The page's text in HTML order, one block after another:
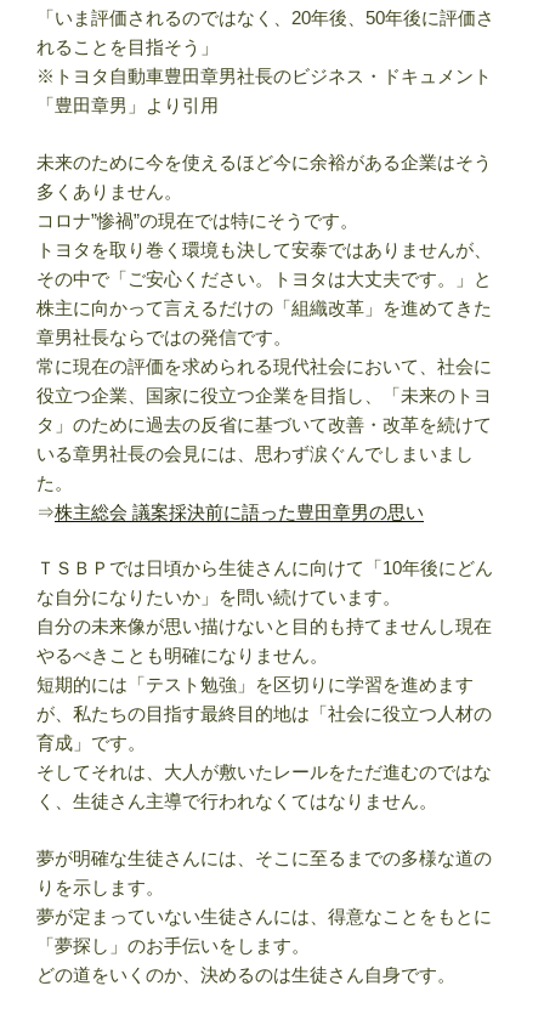
「いま評価されるのではなく、20年後、50年後に評価さ
れることを目指そう」
※トヨタ自動車豊田章男社長のビジネス・ドキュメント
「豊田章男」より引用
未来のために今を使えるほど今に余裕がある企業はそう
多くありません。
コロナ”惨禍”の現在では特にそうです。
トヨタを取り巻く環境も決して安泰ではありませんが、
その中で「ご安心ください。トヨタは大丈夫です。」と
株主に向かって言えるだけの「組織改革」を進めてきた
章男社長ならではの発信です。
常に現在の評価を求められる現代社会において、社会に
役立つ企業、国家に役立つ企業を目指し、「未来のトヨ
タ」のために過去の反省に基づいて改善・改革を続けて
いる章男社長の会見には、思わず涙ぐんでしまいまし
た。
⇒株主総会 議案採決前に語った豊田章男の思い
ＴＳＢＰでは日頃から生徒さんに向けて「10年後にどん
な自分になりたいか」を問い続けています。
自分の未来像が思い描けないと目的も持てませんし現在
やるべきことも明確になりません。
短期的には「テスト勉強」を区切りに学習を進めます
が、私たちの目指す最終目的地は「社会に役立つ人材の
育成」です。
そしてそれは、大人が敷いたレールをただ進むのではな
く、生徒さん主導で行われなくてはなりません。
夢が明確な生徒さんには、そこに至るまでの多様な道の
りを示します。
夢が定まっていない生徒さんには、得意なことをもとに
「夢探し」のお手伝いをします。
どの道をいくのか、決めるのは生徒さん自身です。